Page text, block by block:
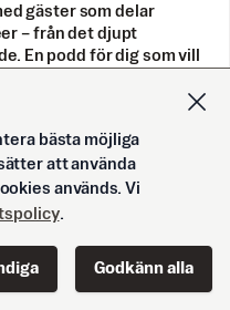
gäster som delar
– från det djupt
En podd för dig som vill
bästa möjliga
att använda
används. Vi
.
Godkänn alla